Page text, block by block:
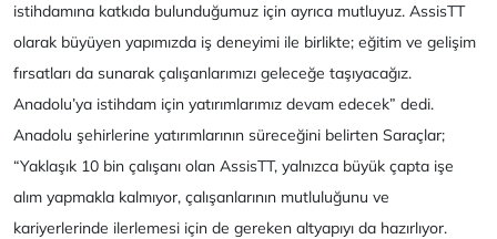
istihdamına katkıda bulunduğumuz için ayrıca mutluyuz. AssisTT
olarak büyüyen yapımızda iş deneyimi ile birlikte; eğitim ve gelişim
fırsatları da sunarak çalışanlarımızı geleceğe taşıyacağız.
Anadolu’ya istihdam için yatırımlarımız devam edecek” dedi.
Anadolu şehirlerine yatırımlarının süreceğini belirten Saraçlar;
“Yaklaşık 10 bin çalışanı olan AssisTT, yalnızca büyük çapta işe
alım yapmakla kalmıyor, çalışanlarının mutluluğunu ve
kariyerlerinde ilerlemesi için de gereken altyapıyı da hazırlıyor.